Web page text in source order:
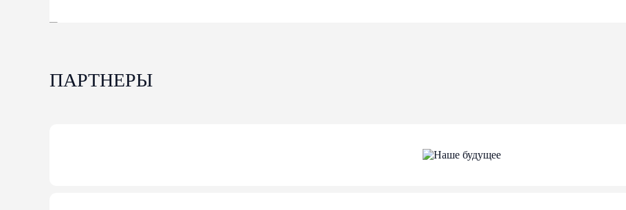
ПАРТНЕРЫ